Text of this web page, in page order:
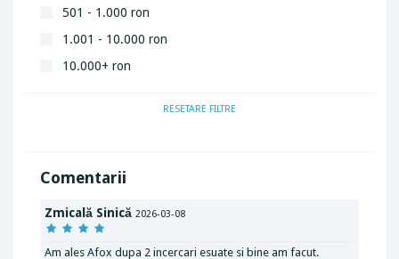
501 - 1.000 ron
1.001 - 10.000 ron
10.000+ ron
RESETARE FILTRE
Comentarii
Zmicală Sinică 2026-03-08
Am ales Afox dupa 2 incercari esuate si bine am facut.